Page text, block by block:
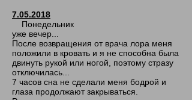
7.05.2018
Понедельник
уже вечер...
После возвращения от врача лора меня
положили в кровать и я не способна была
двинуть рукой или ногой, поэтому стразу
отключилась...
7 часов сна не сделали меня бодрой и
глаза продолжают закрываться.